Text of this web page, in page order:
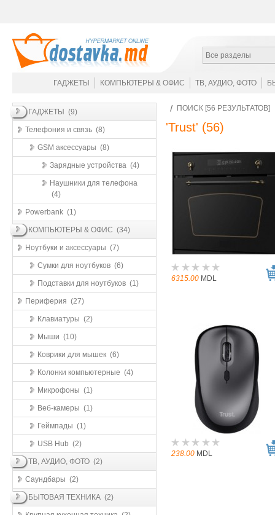
Все разделы
ГАДЖЕТЫ КОМПЬЮТЕРЫ & ОФИС ТВ, АУДИО, ФОТО
ГАДЖЕТЫ (9)
Телефония и связь (8)
GSM аксессуары (8)
Зарядные устройства (4)
Наушники для телефона
(4)
Powerbank (1)
КОМПЬЮТЕРЫ & ОФИС (34)
Ноутбуки и аксессуары (7)
Сумки для ноутбуков (6)
Подставки для ноутбуков (1)
Периферия (27)
Клавиатуры (2)
Мыши (10)
Коврики для мышек (6)
Колонки компьютерные (4)
Микрофоны (1)
Веб-камеры (1)
Геймпады (1)
USB Hub (2)
ТВ, АУДИО, ФОТО (2)
Саундбары (2)
БЫТОВАЯ ТЕХНИКА (2)
ПОИСК [56 РЕЗУЛЬТАТОВ]
'Trust' (56)
6315.00 MDL
238.00 MDL